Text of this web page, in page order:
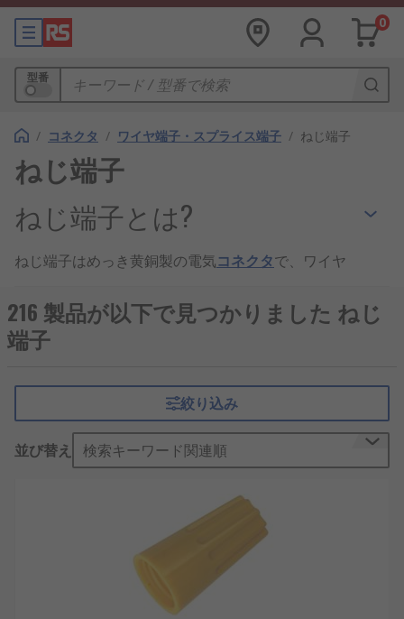
0
型番
/ コネクタ / ワイヤ端子・スプライス端子 / ねじ端子
ねじ端子
ねじ端子とは?
ねじ端子はめっき黄銅製の電気コネクタで、ワイヤ
されています。ねじ端子は基板の穴にはめ込まれ、
所定の位置にはんだづけされた取り付け脚を使用し
て基板に固定されます。被覆を除去したワイヤがね
ームを安全に電気接続するドライバーを使用して締
め付けられます。スペード端子やリング端子のよう
なコネクタで終端されたワイヤは、ねじの上に押し
込まれます。ねじ端子には、ライトアングル又は垂
ィがあり、幅広い定格電流に適合できます。
一部のねじ端子は、簡単に識別してトラブルシュー
ティングを支援するように色分けされています。
ねじ端子の利点
216 製品が以下で見つかりました ねじ
端子
絞り込み
並び替え 検索キーワード関連順